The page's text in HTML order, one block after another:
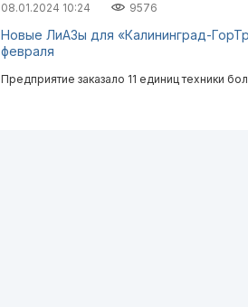
08.01.2024 10:24 9576
Новые ЛиАЗы для «Калининград-
февраля
Предприятие заказало 11 единиц техники